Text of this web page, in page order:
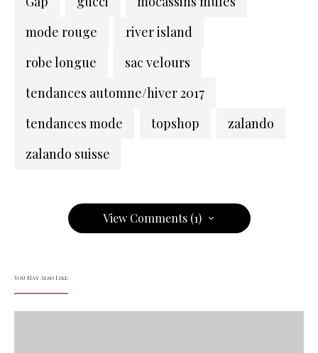
mode rouge
river island
robe longue
sac velours
tendances automne/hiver 2017
tendances mode
topshop
zalando
zalando suisse
View Comments (1)
You May Also Like